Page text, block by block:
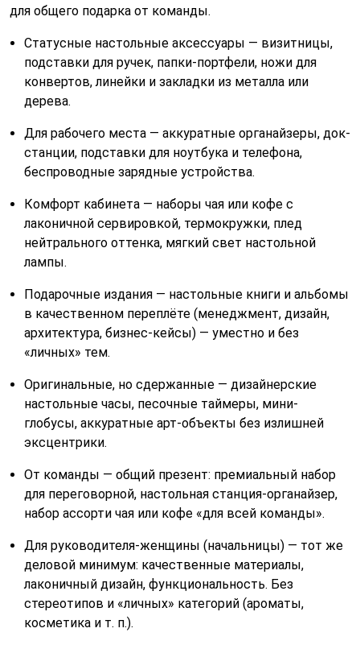
для общего подарка от команды.
Статусные настольные аксессуары — визитницы,
подставки для ручек, папки-портфели, ножи для
конвертов, линейки и закладки из металла или
дерева.
Для рабочего места — аккуратные органайзеры, док-
станции, подставки для ноутбука и телефона,
беспроводные зарядные устройства.
Комфорт кабинета — наборы чая или кофе с
лаконичной сервировкой, термокружки, плед
нейтрального оттенка, мягкий свет настольной
лампы.
Подарочные издания — настольные книги и альбомы
в качественном переплёте (менеджмент, дизайн,
архитектура, бизнес-кейсы) — уместно и без
«личных» тем.
Оригинальные, но сдержанные — дизайнерские
настольные часы, песочные таймеры, мини-
глобусы, аккуратные арт-объекты без излишней
эксцентрики.
От команды — общий презент: премиальный набор
для переговорной, настольная станция-органайзер,
набор ассорти чая или кофе «для всей команды».
Для руководителя-женщины (начальницы) — тот же
деловой минимум: качественные материалы,
лаконичный дизайн, функциональность. Без
стереотипов и «личных» категорий (ароматы,
косметика и т. п.).